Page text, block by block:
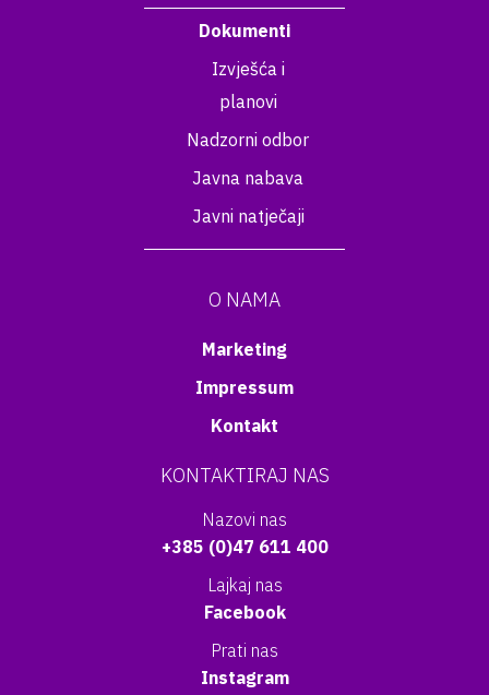
Dokumenti
Izvješća i
planovi
Nadzorni odbor
Javna nabava
Javni natječaji
O NAMA
Marketing
Impressum
Kontakt
KONTAKTIRAJ NAS
Nazovi nas
+385 (0)47 611 400
Lajkaj nas
Facebook
Prati nas
Instagram